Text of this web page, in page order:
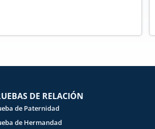
DE RELACIÓN
de Paternidad
de Hermandad